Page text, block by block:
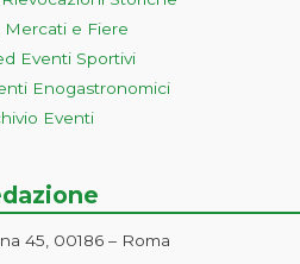
Mercati e Fiere
Eventi Sportivi
Enogastronomici
Eventi
45, 00186 – Roma